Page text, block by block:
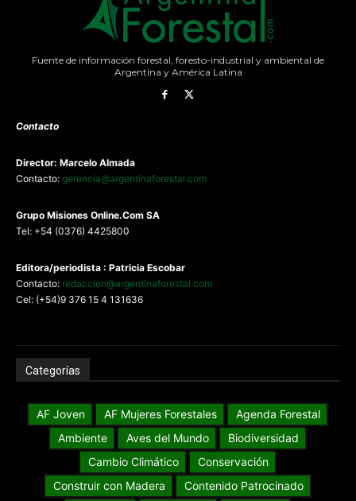
Fuente de información forestal, foresto-industrial y ambiental de
Argentina y América Latina
Contacto
Director: Marcelo Almada
Contacto: gerencia@argentinaforestal.com
Grupo Misiones Online.Com SA
Tel: +54 (0376) 4425800
Editora/periodista : Patricia Escobar
Contacto: redaccion@argentinaforestal.com
Cel: (+54)9 376 15 4 131636
Categorías
AF Joven AF Mujeres Forestales
Agenda Forestal
Ambiente
Aves del Mundo
Biodiversidad
Cambio Climático
Conservación
Construir con Madera
Contenido Patrocinado